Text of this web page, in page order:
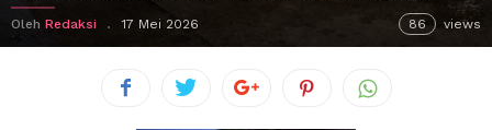
Oleh Redaksi 17 Mei 2026 86 views